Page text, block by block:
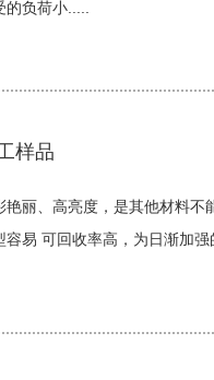
的负荷小.....
样品
艳丽、高亮度，是其他材料不
容易 可回收率高，为日渐加强